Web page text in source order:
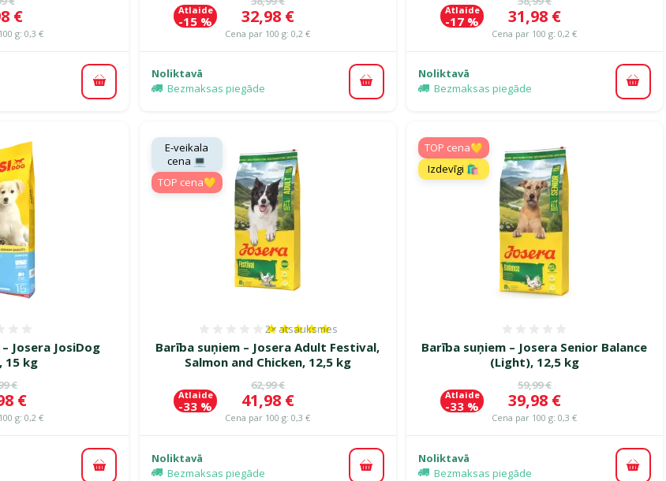
€
g: 0,3 €
Pievienot grozam
Cena
32,98 €
Cena par 100 g: 0,2 €
Atlaide
-15 %
Noliktavā
Bezmaksas piegāde
Pievienot grozam
Cena
31,98 €
Cena par 100 g: 0,2 €
Atlaide
-17 %
Noliktavā
Bezmaksas piegāde
Josera JosiDog
15 kg
cena
€
€
g: 0,2 €
Pievienot grozam
Barība suņiem – Josera Adult Festival,
Salmon and Chicken, 12,5 kg
Atsauksmes 100%, reitingu skaits: 2
2× atsauksmes
Oriģinālā cena
62,99 €
Cena
41,98 €
Cena par 100 g: 0,3 €
Atlaide
-33 %
E-veikala
cena 💻
TOP cena💛
Noliktavā
Bezmaksas piegāde
Pievienot grozam
Barība suņiem – Josera Senior Balance
(Light), 12,5 kg
Oriģinālā cena
59,99 €
Cena
39,98 €
Cena par 100 g: 0,3 €
Atlaide
-33 %
TOP cena💛
Izdevīgi 🛍️
Noliktavā
Bezmaksas piegāde